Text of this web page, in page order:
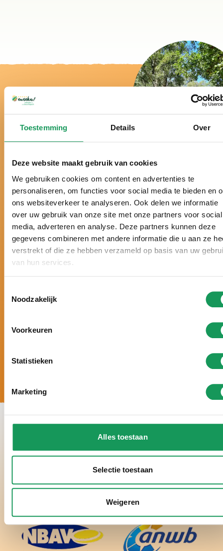
Toestemming Details Over
Deze website maakt gebruik van cookies
We gebruiken cookies om content en advertenties te
personaliseren, om functies voor social media te bieden en
ons websiteverkeer te analyseren. Ook delen we informatie
over uw gebruik van onze site met onze partners voor social
media, adverteren en analyse. Deze partners kunnen deze
gegevens combineren met andere informatie die u aan ze
verstrekt of die ze hebben verzameld op basis van uw
van hun services.
Noodzakelijk
Voorkeuren
Statistieken
Marketing
Alles toestaan
Selectie toestaan
Weigeren
Bij ons is het echt
vakantie!
Al meer dan 50 jaar hét vakantiepark midden in de
Twentse natuur.
Al drie jaar verkozen tot beste vakantiepark van
Nederland.
Al drie keer bekroond met een gouden Zoover
Award en beoordeeld met 9,5+.
5 sterren luxe: grote villa’s, moderne inrichting,
ruimte rondom de accommodaties.